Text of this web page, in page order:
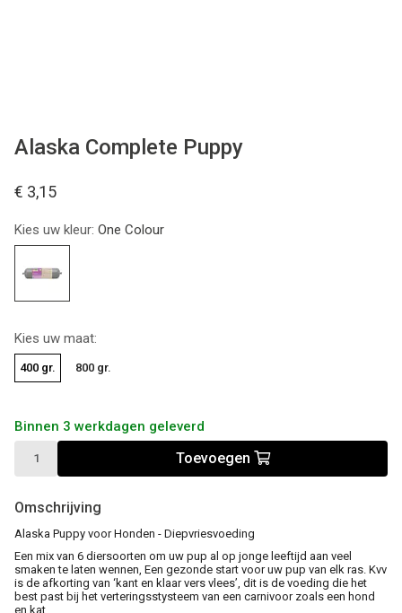
Alaska Complete Puppy
€ 3,15
Kies uw kleur: One Colour
Kies uw maat:
400 gr. 800 gr.
Binnen 3 werkdagen geleverd
Toevoegen
Omschrijving
Alaska Puppy voor Honden - Diepvriesvoeding
Een mix van 6 diersoorten om uw pup al op jonge leeftijd aan veel
smaken te laten wennen, Een gezonde start voor uw pup van elk ras. Kvv
is de afkorting van ‘kant en klaar vers vlees’, dit is de voeding die het
best past bij het verteringsstysteem van een carnivoor zoals een hond
en kat.